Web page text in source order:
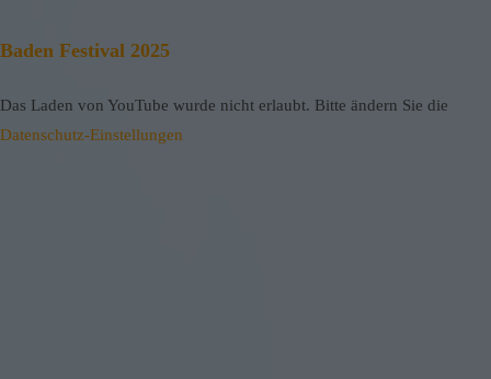
Baden Festival 2025
Das Laden von YouTube wurde nicht erlaubt. Bitte ändern Sie die
Datenschutz-Einstellungen